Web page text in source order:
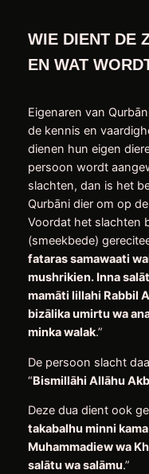
WIE DIENT DE
EN WAT
Eigenaren van
de kennis en
dienen hun eigen
persoon wordt
slachten, dan is het
Qurbāni dier om op
Voordat het slachten
(smeekbede)
fataras samawaati
mushrikien. Inna
mamāti lillahi Rabbil
bizālika umirtu wa
minka walak.”
De persoon slacht
“Bismillāhi Allāhu
Deze dua dient ook
takabalhu minni
Muhammadiew wa
salātu wa salāmu.”